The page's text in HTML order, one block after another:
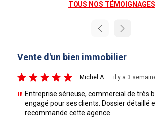
TOUS NOS TÉMOIGNAGES
bien immobilier
Michel A. il y a 3 semaines
sérieuse, commercial de très bon conseil et
ses clients. Dossier détaillé et complet. Je
cette agence.
Next